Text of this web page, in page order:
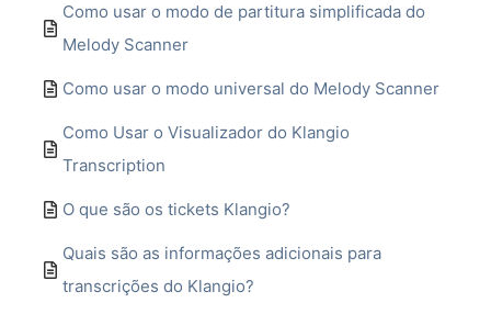
Como usar o modo de partitura simplificada do
Melody Scanner
Como usar o modo universal do Melody Scanner
Como Usar o Visualizador do Klangio
Transcription
O que são os tickets Klangio?
Quais são as informações adicionais para
transcrições do Klangio?